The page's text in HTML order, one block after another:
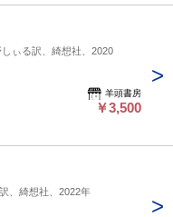
ぃる訳、綺想社、2020
羊頭書房
￥3,500
、綺想社、2022年